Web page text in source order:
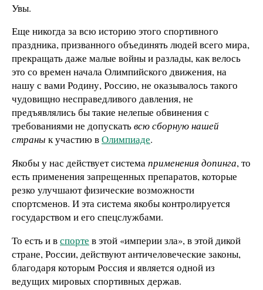
Увы.
Еще никогда за всю историю этого спортивного
праздника, призванного объединять людей всего мира,
прекращать даже малые войны и разлады, как велось
это со времен начала Олимпийского движения, на
нашу с вами Родину, Россию, не оказывалось такого
чудовищно несправедливого давления, не
предъявлялись бы такие нелепые обвинения с
требованиями не допускатьвсю сборную нашей
страны к участию вОлимпиаде.
Якобы у нас действует системаприменения допинга, то
есть применения запрещенных препаратов, которые
резко улучшают физические возможности
спортсменов. И эта система якобы контролируется
государством и его спецслужбами.
То есть и вспорте в этой «империи зла», в этой дикой
стране, России, действуют античеловеческие законы,
благодаря которым Россия и является одной из
ведущих мировых спортивных держав.